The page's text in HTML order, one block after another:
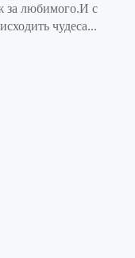
за любимого.И с
чудеса...